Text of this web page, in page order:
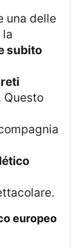
una delle
subito
Questo